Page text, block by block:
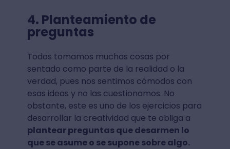
4. Planteamiento de
preguntas
Todos tomamos muchas cosas por
sentado como parte de la realidad o la
verdad, pues nos sentimos cómodos con
esas ideas y no las cuestionamos. No
obstante, este es uno de los ejercicios para
desarrollar la creatividad que te obliga a
plantear preguntas que desarmen lo
que se asume o se supone sobre algo.